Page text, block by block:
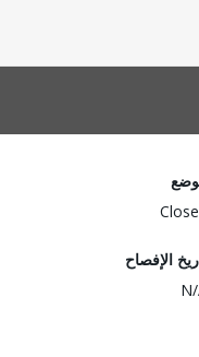
الإفصاح